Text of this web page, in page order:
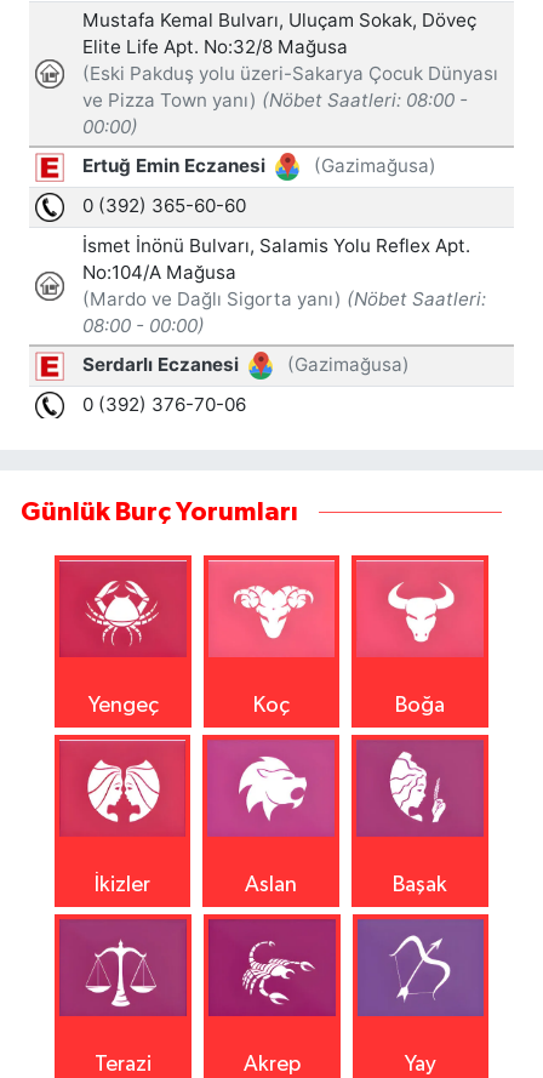
Günlük Burç Yorumları
Yengeç Koç Boğa
İkizler Aslan Başak
Terazi Akrep Yay